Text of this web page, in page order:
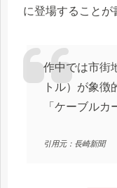
に登場することが
作中では市街
トル）が象徴
「ケーブルカ
引用元：長崎新聞